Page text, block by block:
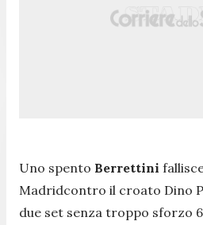
Uno spento Berrettini
Madridcontro il croato Dino
due set senza troppo sforzo